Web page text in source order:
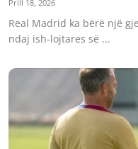
Prill 18, 2026
Real Madrid ka bërë një
ndaj ish-lojtares së ...